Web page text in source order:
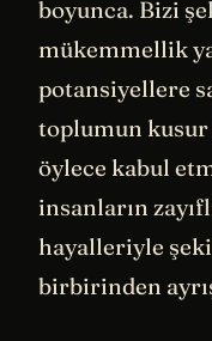
boyunca. Bizi
mükemmellik
potansiyellere
toplumun
öylece kabul
insanların
hayalleriyle
birbirinden